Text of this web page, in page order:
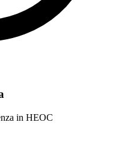
in HEOC